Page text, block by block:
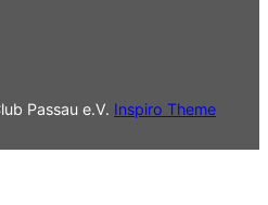
Passau e.V. Inspiro Theme